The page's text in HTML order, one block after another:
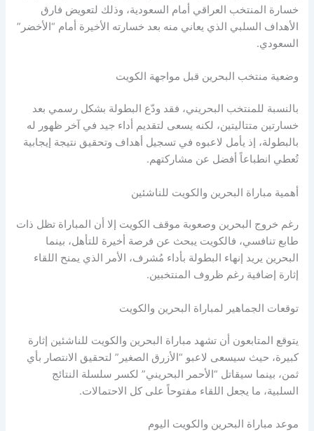
خسارة المنتخب العراقي أمام السعودية، وذلك لتعويض فارق
الأهداف السلبي الذي يعاني منه بعد خسارته الأخيرة أمام “الأخضر”
السعودي.
وضعية منتخب البحرين قبل مواجهة الكويت
بالنسبة للمنتخب البحريني، فقد ودّع البطولة بشكل رسمي بعد
خسارتين متتاليتين، لكنه يسعى لتقديم أداء جيد في آخر ظهور له
بالبطولة، إذ يأمل لاعبوه في تسجيل أهداف وتحقيق نتيجة إيجابية
تُعطي انطباعاً أفضل عن مشاركتهم.
أهمية مباراة البحرين والكويت للناشئين
رغم خروج البحرين وصعوبة موقف الكويت إلا أن المباراة تظل ذات
طابع تنافسي، فالكويت يبحث عن فرصة أخيرة للتأهل، بينما
البحرين يريد إنهاء البطولة بأداء مُشرف، الأمر الذي يمنح اللقاء
إثارة إضافية رغم ظروف المنتخبين.
توقعات الجماهير لمباراة البحرين والكويت
يتوقع المتابعون أن تشهد مباراة البحرين والكويت للناشئين إثارة
كبيرة، حيث سيسعى لاعبو “الأزرق الصغير” لتحقيق الانتصار بأي
ثمن، بينما سيقاتل “الأحمر البحريني” لكسر سلسلة النتائج
السلبية، ما يجعل اللقاء مفتوحاً على كل الاحتمالات.
موعد مباراة البحرين والكويت اليوم